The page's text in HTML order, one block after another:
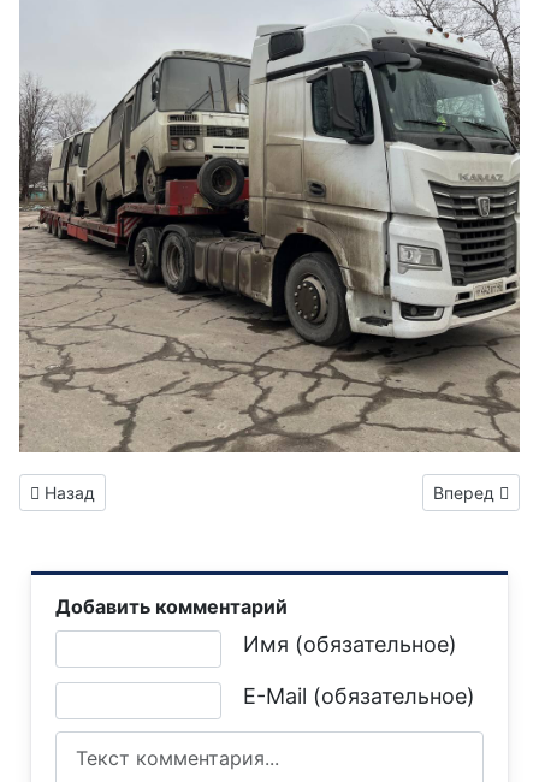
Предыдущий: О Полине Гладких из Горловки снимут
Назад Следующий:
Вперед
Добавить комментарий
Имя (обязательное)
E-Mail (обязательное)
Текст комментария